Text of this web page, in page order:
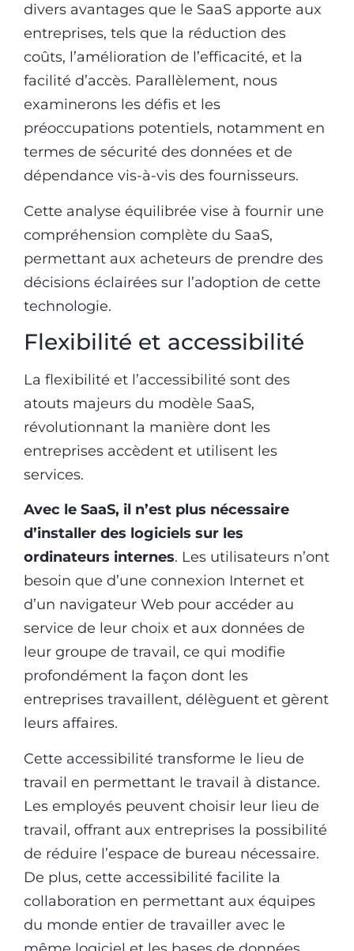
divers avantages que le SaaS apporte aux
entreprises, tels que la réduction des
coûts, l’amélioration de l’efficacité, et la
facilité d’accès. Parallèlement, nous
examinerons les défis et les
préoccupations potentiels, notamment en
termes de sécurité des données et de
dépendance vis-à-vis des fournisseurs.
Cette analyse équilibrée vise à fournir une
compréhension complète du SaaS,
permettant aux acheteurs de prendre des
décisions éclairées sur l’adoption de cette
technologie.
Flexibilité et accessibilité
La flexibilité et l’accessibilité sont des
atouts majeurs du modèle SaaS,
révolutionnant la manière dont les
entreprises accèdent et utilisent les
services.
Avec le SaaS, il n’est plus nécessaire
d’installer des logiciels sur les
ordinateurs internes. Les utilisateurs n’ont
besoin que d’une connexion Internet et
d’un navigateur Web pour accéder au
service de leur choix et aux données de
leur groupe de travail, ce qui modifie
profondément la façon dont les
entreprises travaillent, délèguent et gèrent
leurs affaires.
Cette accessibilité transforme le lieu de
travail en permettant le travail à distance.
Les employés peuvent choisir leur lieu de
travail, offrant aux entreprises la possibilité
de réduire l’espace de bureau nécessaire.
De plus, cette accessibilité facilite la
collaboration en permettant aux équipes
du monde entier de travailler avec le